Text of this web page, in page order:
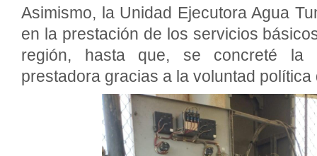
Asimismo, la Unidad Ejecutora Agua
en la prestación de los servicios
región, hasta que, se concreté la
prestadora gracias a la voluntad